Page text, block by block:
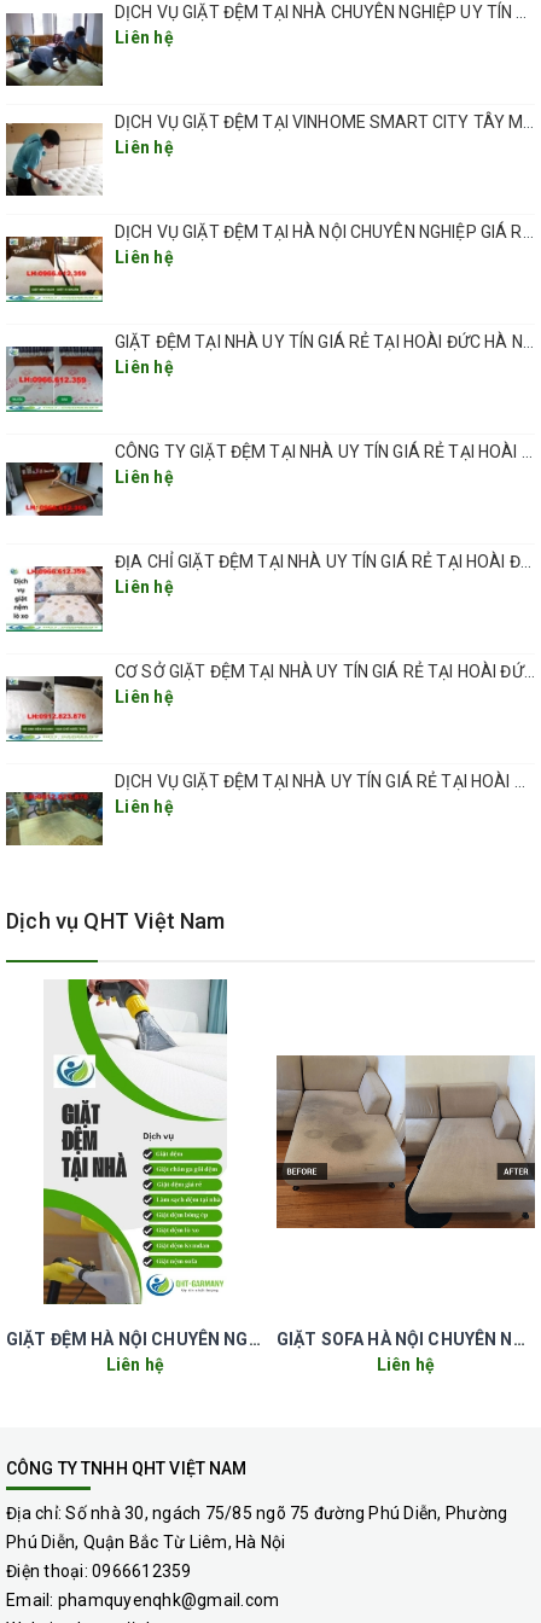
Bước 6 . Phun dung dịch khử trùng và tiêu diệt tận gốc 100% nấm
khuẩn cùng với các ký sinh vật có hại bằng hóa chất chuyên dụng.
dung dịch chứa bụi bẩn, nấm bệnh và vi khuẩn ra khỏi đệm.
Bước 8: Để dưỡng đệm đồng thời ngăn ngừa nấm khuẩn, ký sinh
dịch vụ giặt đệm chuyên nghiệp
giá rẻ tại lý quốc sư hoàn kiếm hà nội.
Bảng giá dịch vụ giặt đệm tại Hà Nội
Hiện nay, trên thị trường dịch vụ vệ sinh tại Hà Nội, giá giặt đệm ở
các đơn vị khác từ 300 – 350k/ 1 tấm đệm có chiều dài khoảng 1.4
– 2.0 mét. Nhưng khi sử dụng dịch vụ giặt đệm của công ty QHT
VIỆT NAM chúng tôi quý khách chỉ phải chi một khoản thấp hơn là
từ 250 – 300k/ tấm áp dụng cho mọi kích thước đệm của bạn
đang sử dụng. Liên hệ ngay công ty QHT VIỆT NAM chúng tôi để
được tư vấn và báo giá combo dịch vụ ưu đãi hơn.
Honline: 0912 823 876 - 0966 612 359
https://qht.vn
Liên hệ
Liên hệ
Liên hệ
Liên hệ
Liên hệ
ĐỊA CHỈ GIẶT ĐỆM TẠI NHÀ UY TÍN GIÁ RẺ TẠI HOÀI ĐỨC HÀ NỘI
Liên hệ
CƠ SỞ GIẶT ĐỆM TẠI NHÀ UY TÍN GIÁ RẺ TẠI HOÀI ĐỨC HÀ NỘI
Liên hệ
Liên hệ
Dịch vụ QHT Việt Nam
GIẶT ĐỆM HÀ NỘI CHUYÊN NGHIỆP UY TÍN GIÁ RẺ
Liên hệ
GIẶT SOFA HÀ NỘI CHUYÊN NGHIỆP UY TÍN GIÁ RẺ
Liên hệ
CÔNG TY TNHH QHT VIỆT NAM
Địa chỉ: Số nhà 30, ngách 75/85 ngõ 75 đường Phú Diễn, Phường
Phú Diễn, Quận Bắc Từ Liêm, Hà Nội
Điện thoại: 0966612359
Email: phamquyenqhk@gmail.com